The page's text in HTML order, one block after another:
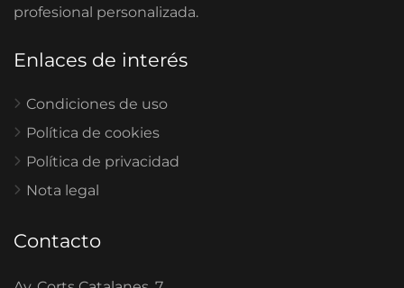
profesional personalizada.
Enlaces de interés
Condiciones de uso
Política de cookies
Política de privacidad
Nota legal
Contacto